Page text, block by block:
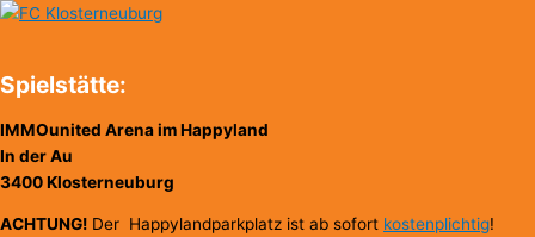
Spielstätte:
IMMOunited Arena im Happyland
In der Au
3400 Klosterneuburg
ACHTUNG! Der Happylandparkplatz ist ab sofort kostenplichtig!